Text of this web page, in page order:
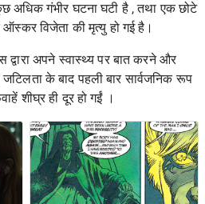
अधिक गंभीर घटना घटी है , तथा एक छोटे
विजेता की मृत्यु हो गई है।
अपने स्वास्थ्य पर बात करने और
के बाद पहली बार सार्वजनिक रूप
शीघ्र ही दूर हो गईं ।